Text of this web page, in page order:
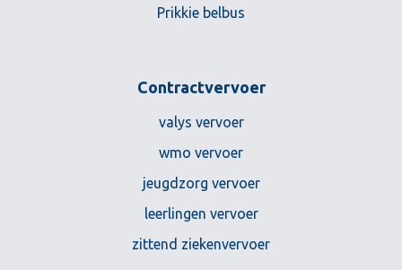
Prikkie belbus
Contractvervoer
valys vervoer
wmo vervoer
jeugdzorg vervoer
leerlingen vervoer
zittend ziekenvervoer